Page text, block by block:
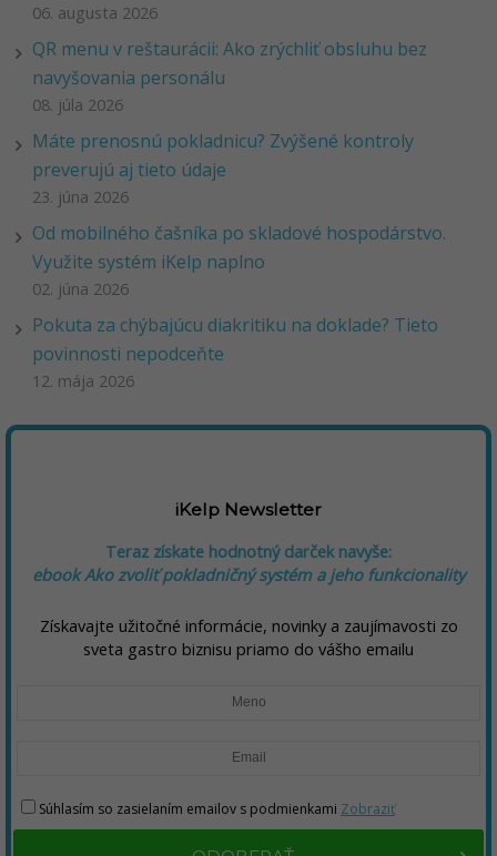
06. augusta 2026
QR menu v reštaurácii: Ako zrýchliť obsluhu bez
navyšovania personálu
08. júla 2026
Máte prenosnú pokladnicu? Zvýšené kontroly
preverujú aj tieto údaje
23. júna 2026
Od mobilného čašníka po skladové hospodárstvo.
Využite systém iKelp naplno
02. júna 2026
Pokuta za chýbajúcu diakritiku na doklade? Tieto
povinnosti nepodceňte
12. mája 2026
iKelp Newsletter
Teraz získate hodnotný darček navyše:
ebook Ako zvoliť pokladničný systém a jeho funkcionality
Získavajte užitočné informácie, novinky a zaujímavosti zo
sveta gastro biznisu priamo do vášho emailu
Súhlasím so zasielaním emailov s podmienkami Zobraziť